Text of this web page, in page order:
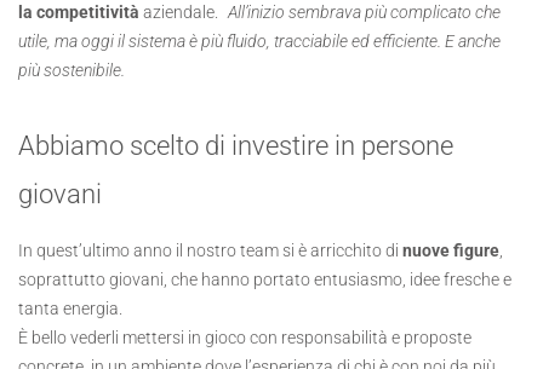
la competitività aziendale. All’inizio sembrava più complicato che
utile, ma oggi il sistema è più fluido, tracciabile ed efficiente. E anche
più sostenibile.
Abbiamo scelto di investire in persone
giovani
In quest’ultimo anno il nostro team si è arricchito di nuove figure
soprattutto giovani, che hanno portato entusiasmo, idee fresche e
tanta energia.
È bello vederli mettersi in gioco con responsabilità e proposte